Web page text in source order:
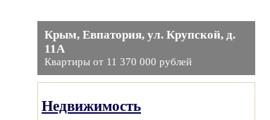
Крым, Евпатория, ул. Крупской, д.
11А
Квартиры от 11 370 000 рублей
Недвижимость